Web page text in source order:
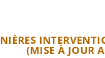
(MISE À JOUR